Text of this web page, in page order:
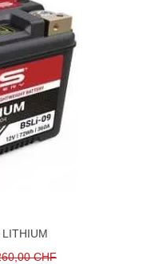
LITHIUM
CHF